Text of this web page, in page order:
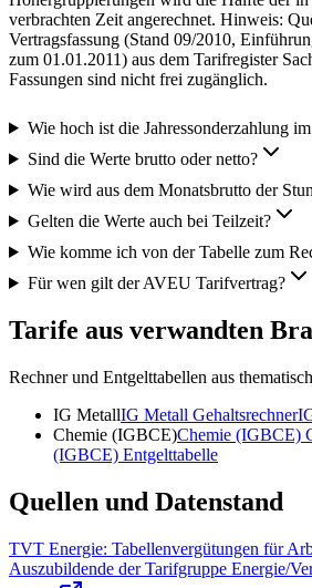
verbrachten Zeit angerechnet. Hinweis:
Vertragsfassung (Stand 09/2010,
zum 01.01.2011) aus dem Tarifregister
Fassungen sind nicht frei zugänglich.
Wie hoch ist die Jahressonderzahlung
Sind die Werte brutto oder netto?
Wie wird aus dem Monatsbrutto der
Gelten die Werte auch bei Teilzeit?
Wie komme ich von der Tabelle zum
Für wen gilt der AVEU Tarifvertrag?
Tarife aus verwandten
Rechner und Entgelttabellen aus
IG MetallIG Metall Gehaltsrechner
Chemie (IGBCE)Chemie (IGBCE)
(IGBCE) Entgelttabelle
Quellen und Datenstand
TVT Energie: Tabellenvergütungen für
Auszubildende der Tarifgruppe Energie/